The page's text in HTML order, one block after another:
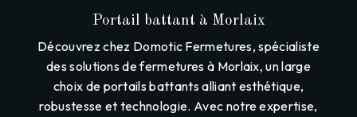
Portail battant à Morlaix
Découvrez chez Domotic Fermetures, spécialiste
des solutions de fermetures à Morlaix, un large
choix de portails battants alliant esthétique,
robustesse et technologie. Avec notre expertise,